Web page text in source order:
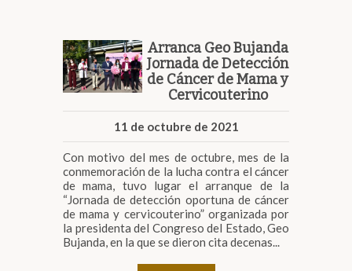
Arranca Geo Bujanda
Jornada de Detección
de Cáncer de Mama y
Cervicouterino
11 de octubre de 2021
Con motivo del mes de octubre, mes de la
conmemoración de la lucha contra el cáncer
de mama, tuvo lugar el arranque de la
“Jornada de detección oportuna de cáncer
de mama y cervicouterino” organizada por
la presidenta del Congreso del Estado, Geo
Bujanda, en la que se dieron cita decenas...